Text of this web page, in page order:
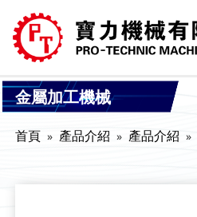
金屬加工機械
首頁 產品介紹 產品介紹